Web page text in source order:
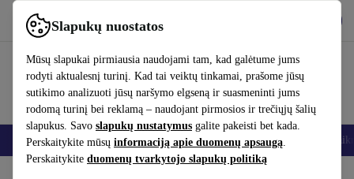
Slapukų nuostatos
Mūsų slapukai pirmiausia naudojami tam, kad galėtume jums
rodyti aktualesnį turinį. Kad tai veiktų tinkamai, prašome jūsų
sutikimo analizuoti jūsų naršymo elgseną ir suasmeninti jums
rodomą turinį bei reklamą – naudojant pirmosios ir trečiųjų šalių
slapukus. Savo slapukų nustatymus galite pakeisti bet kada.
Perskaitykite mūsų informaciją apie duomenų apsaugą.
Perskaitykite duomenų tvarkytojo slapukų politiką
Naudok refurbed greitai ir paprastai
Išmanieji telefonai Nešiojamieji kompiuteriai Planšetės Išmanieji